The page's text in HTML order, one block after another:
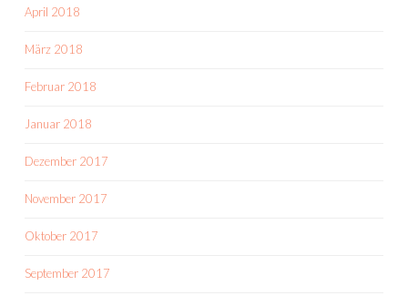
April 2018
März 2018
Februar 2018
Januar 2018
Dezember 2017
November 2017
Oktober 2017
September 2017